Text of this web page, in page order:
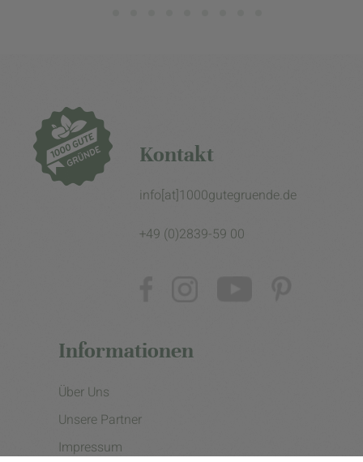
Kontakt
info[at]1000gutegruende.de
+49 (0)2839-59 00
Informationen
Über Uns
Unsere Partner
Impressum